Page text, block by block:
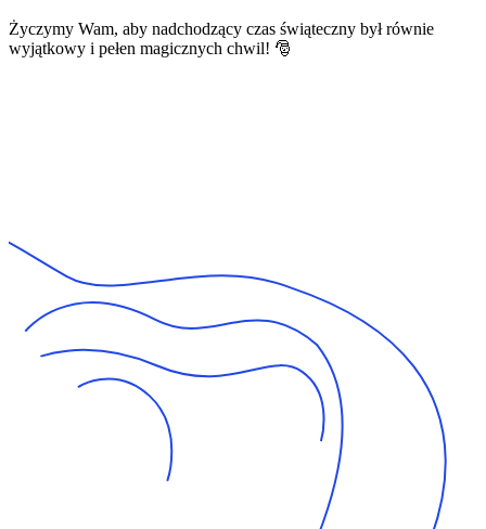
Życzymy Wam, aby nadchodzący czas świąteczny był równie
wyjątkowy i pełen magicznych chwil! 🎅